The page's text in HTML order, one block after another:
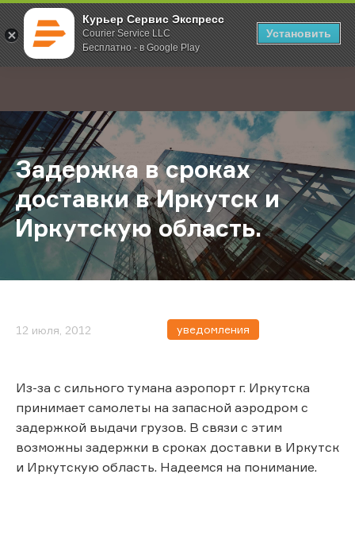
Курьер Сервис Экспресс
Courier Service LLC
Бесплатно - в Google Play
Установить
; Главная О компании Новости Задержка в сроках доставки в
Задержка в сроках
доставки в Иркутск и
Иркутскую область.
12 июля, 2012 уведомления
Из-за с сильного тумана аэропорт г. Иркутска
принимает самолеты на запасной аэродром с
задержкой выдачи грузов. В связи с этим
возможны задержки в сроках доставки в Иркутск
и Иркутскую область. Надеемся на понимание.